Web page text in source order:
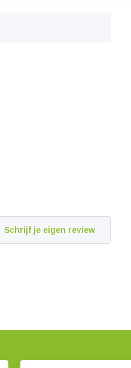
Schrijf je eigen review